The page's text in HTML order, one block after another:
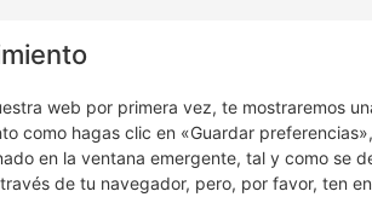
web por primera vez, te mostraremos
como hagas clic en «Guardar
en la ventana emergente, tal y como se
de tu navegador, pero, por favor, ten